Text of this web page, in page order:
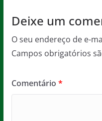
Deixe um
O seu endereço de e-
Campos obrigatórios
Comentário *